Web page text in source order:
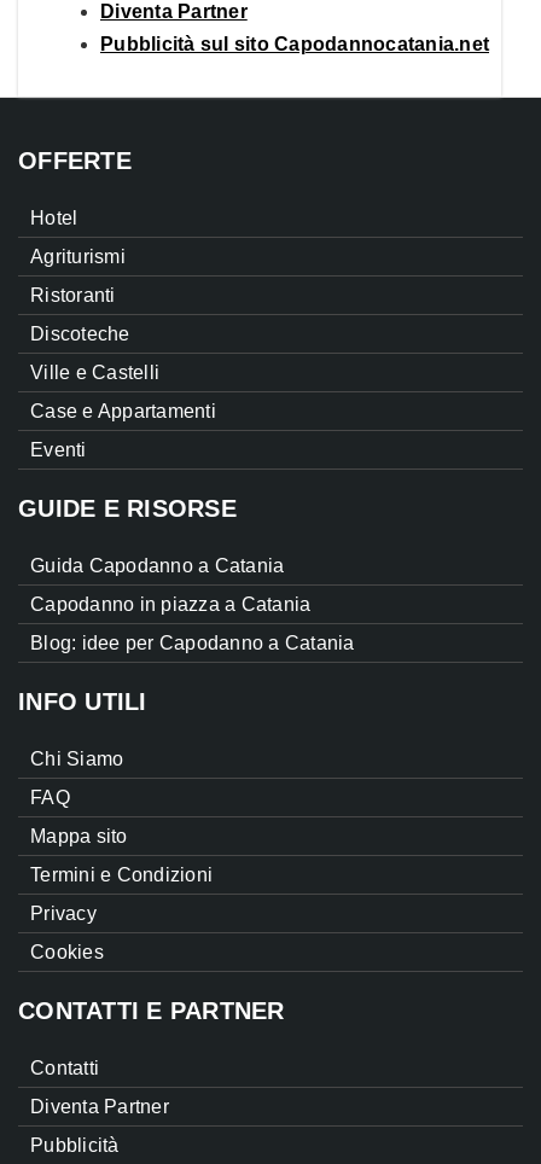
Diventa Partner
Pubblicità sul sito Capodannocatania.net
OFFERTE
Hotel
Agriturismi
Ristoranti
Discoteche
Ville e Castelli
Case e Appartamenti
Eventi
GUIDE E RISORSE
Guida Capodanno a Catania
Capodanno in piazza a Catania
Blog: idee per Capodanno a Catania
INFO UTILI
Chi Siamo
FAQ
Mappa sito
Termini e Condizioni
Privacy
Cookies
CONTATTI E PARTNER
Contatti
Diventa Partner
Pubblicità